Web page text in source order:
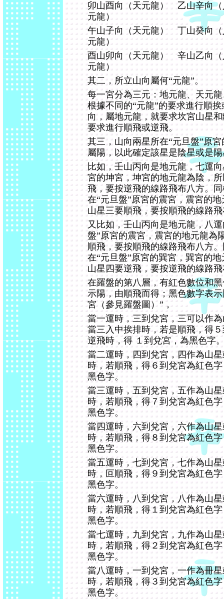
卯山酉向（天元龍） 乙山辛向
元龍）
午山子向（天元龍） 丁山癸向
元龍）
酉山卯向（天元龍） 辛山乙向
元龍）
其二，所立山向屬何“元龍”。
每一宮分為三元：地元龍、天元
根據不同的“元龍”的要求進行順
向，屬地元龍，就要求坎宮山星
要求進行順飛或逆飛。
其三，山向兩星所在“元旦盤”原
屬陽，以此確定該星是陰星或是
比如，壬山丙向是地元龍，七運
宮的坤宮，坤宮的地元龍為陰，
飛，要按逆飛的線路飛布八方。
在“元旦盤”原宮的震宮，震宮的
山星三要順飛，要按順飛的線路
又比如，壬山丙向是地元龍，八
盤”原宮的震宮，震宮的地元龍為
順飛，要按順飛的線路飛布八方
在“元旦盤”原宮的巽宮，巽宮的
山星四要逆飛，要按逆飛的線路
在羅盤的第八層，有紅色數位和
示陽，由順飛而得；黑色數字表
宮（參見羅盤圖）”，
當一運時，三到兌宮，三可以作
當三入中挨排時，若是順飛，得
逆飛時，得 １到兌宮，為黑色字
當二運時，四到兌宮，四作為山
時，若順飛，得６到兌宮為紅色
黑色字。
當三運時，五到兌宮，五作為山
時，若順飛，得７到兌宮為紅色
黑色字。
當四運時，六到兌宮，六作為山
時，若順飛，得８到兌宮為紅色
黑色字。
當五運時，七到兌宮，七作為山
時，叵順飛，得９到兌宮為紅色
黑色字。
當六運時，八到兌宮，八作為山
時，若順飛，得１到兌宮為紅色
黑色字。
當七運時，九到兌宮，九作為山
時，若順飛，得２到兌宮為紅色
黑色字。
當八運時，一到兌宮，一作為冊
時，若順飛，得３到兌宮為紅色
黑色字。